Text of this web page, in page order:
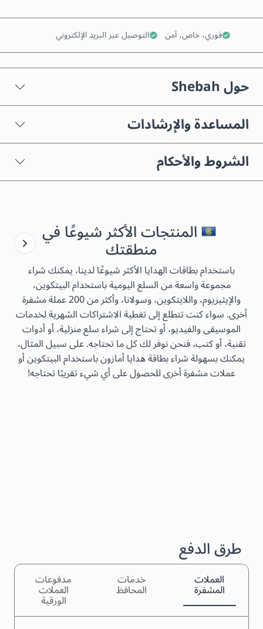
فوري، خاص، آمن التوصيل عبر البريد الإلكتروني
حول Shebah
المساعدة والإرشادات
الشروط والأحكام
المنتجات الأكثر شيوعًا في
منطقتك
باستخدام بطاقات الهدايا الأكثر شيوعًا لدينا، يمكنك شراء
مجموعة واسعة من السلع اليومية باستخدام البيتكوين،
والإيثيريوم، واللايتكوين، وسولانا، وأكثر من 200 عملة مشفرة
أخرى. سواء كنت تتطلع إلى تغطية الاشتراكات الشهرية لخدمات
الموسيقى والفيديو، أو تحتاج إلى شراء سلع منزلية، أو أدوات
تقنية، أو كتب، فنحن نوفر لك كل ما تحتاجه. على سبيل المثال،
يمكنك بسهولة شراء بطاقة هدايا أمازون باستخدام البيتكوين أو
عملات مشفرة أخرى للحصول على أي شيء تقريبًا تحتاجه!
طرق الدفع
العملات
المشفرة
خدمات
المحافظ
مدفوعات
العملات
الورقية